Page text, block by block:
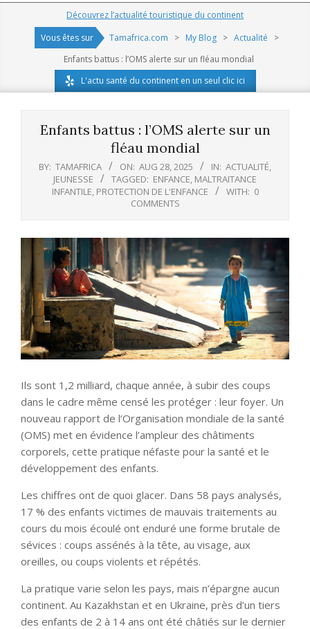
Navigation
Découvrez l’actualité touristique du continent
Vous êtes sur
Tamafrica.com > My Blog > Actualité
>
Enfants battus : l’OMS alerte sur un fléau mondial
L'actu santé du continent en un seul clic ici
Enfants battus : l’OMS alerte sur un
fléau mondial
BY: TAMAFRICA ON: AUG 28, 2025 IN: ACTUALITÉ,
JEUNESSE
TAGGED: ENFANCE, MALTRAITANCE
INFANTILE, PROTECTION DE L'ENFANCE WITH: 0
COMMENTS
Ils sont 1,2 milliard, chaque année, à subir des coups
dans le cadre même censé les protéger : leur foyer. Un
nouveau rapport de l’Organisation mondiale de la santé
(OMS) met en évidence l’ampleur des châtiments
corporels, cette pratique néfaste pour la santé et le
développement des enfants.
Les chiffres ont de quoi glacer. Dans 58 pays analysés,
17 % des enfants victimes de mauvais traitements au
cours du mois écoulé ont enduré une forme brutale de
sévices : coups assénés à la tête, au visage, aux
oreilles, ou coups violents et répétés.
La pratique varie selon les pays, mais n’épargne aucun
continent. Au Kazakhstan et en Ukraine, près d’un tiers
des enfants de 2 à 14 ans ont été châtiés sur le dernier